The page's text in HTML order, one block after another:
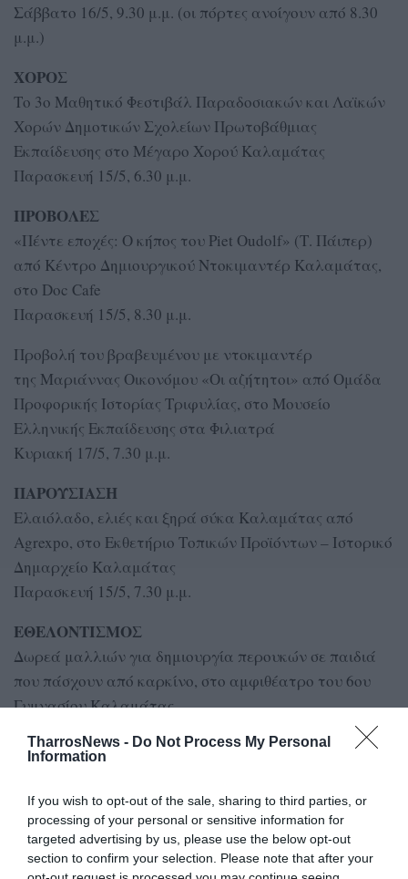
TharrosNews - Do Not Process My Personal
Information
If you wish to opt-out of the sale, sharing to third parties, or
processing of your personal or sensitive information for
targeted advertising by us, please use the below opt-out
section to confirm your selection. Please note that after your
Σάββατο 16/5, 9.30 μ.μ. (οι πόρτες ανοίγουν από 8.30
μ.μ.)
ΧΟΡΟΣ
Το 3ο Μαθητικό Φεστιβάλ Παραδοσιακών και Λαϊκών
Χορών Δημοτικών Σχολείων Πρωτοβάθμιας
Εκπαίδευσης στο Μέγαρο Χορού Καλαμάτας
Παρασκευή 15/5, 6.30 μ.μ.
ΠΡΟΒΟΛΕΣ
«Πέντε εποχές: Ο κήπος του Piet Oudolf» (Τ. Πάιπερ)
από Κέντρο Δημιουργικού Ντοκιμαντέρ Καλαμάτας,
στο Doc Cafe
Παρασκευή 15/5, 8.30 μ.μ.
Προβολή του βραβευμένου με ντοκιμαντέρ
της Μαριάννας Οικονόμου «Οι αζήτητοι» από Ομάδα
Προφορικής Ιστορίας Τριφυλίας, στο Μουσείο
Ελληνικής Εκπαίδευσης στα Φιλιατρά
Κυριακή 17/5, 7.30 μ.μ.
ΠΑΡΟΥΣΙΑΣΗ
Ελαιόλαδο, ελιές και ξηρά σύκα Καλαμάτας από
Agrexpo, στο Εκθετήριο Τοπικών Προϊόντων – Ιστορικό
Δημαρχείο Καλαμάτας
Παρασκευή 15/5, 7.30 μ.μ.
ΕΘΕΛΟΝΤΙΣΜΟΣ
Δωρεά μαλλιών για δημιουργία περουκών σε παιδιά
που πάσχουν από καρκίνο, στο αμφιθέατρο του 6ου
Γυμνασίου Καλαμάτας
Εκδήλωση για τον γάμο ομόφυλων και την υιοθεσία
«Γάμος ομοφύλων και υιοθεσία: φιλοσοφικοί και
ψυχολογικοί προβληματισμοί» από Κόμβο Ιδεών homo
universalis, στην αίθουσα εκδηλώσεων της εφημερίδας